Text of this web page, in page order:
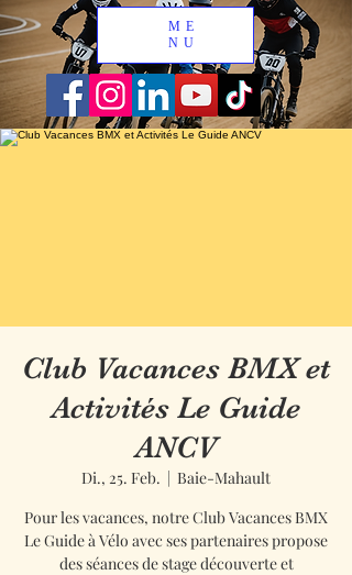
ME
NU
Club Vacances BMX et
Activités Le Guide
ANCV
Di., 25. Feb.
  |
Baie-Mahault
Pour les vacances, notre Club Vacances BMX
Le Guide à Vélo avec ses partenaires propose
des séances de stage découverte et